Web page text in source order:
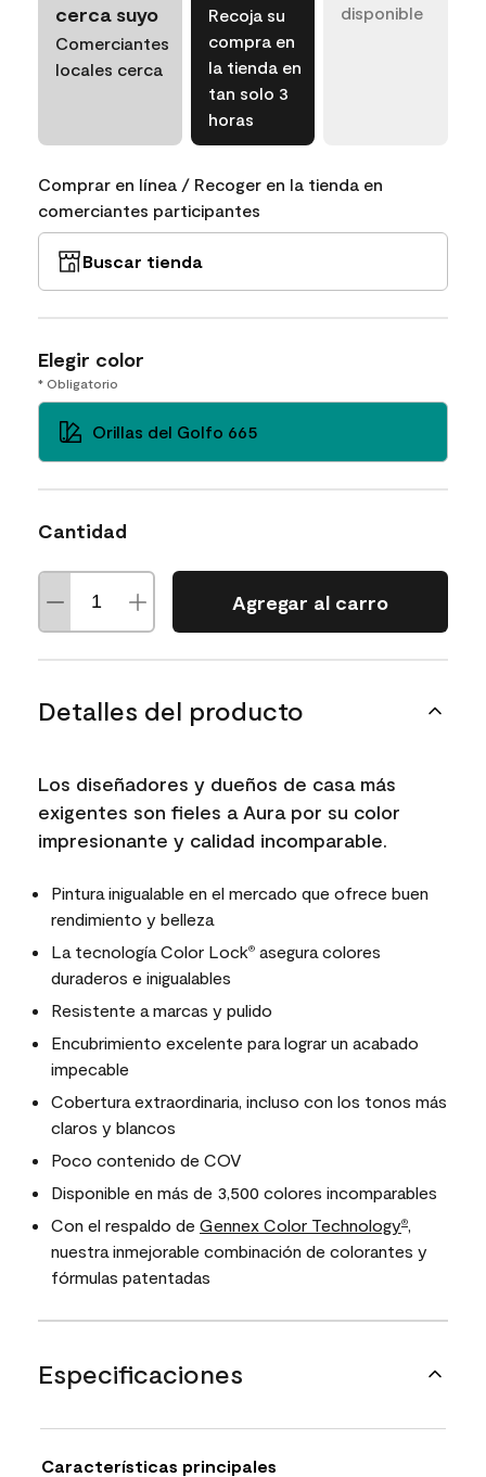
cerca suyo
Comerciantes
locales cerca
Recoja su
compra en
la tienda en
tan solo 3
horas
disponible
Comprar en línea / Recoger en la tienda en
comerciantes participantes
Buscar tienda
Elegir color
* Obligatorio
Orillas del Golfo 665
Cantidad
Agregar al carro
Detalles del producto
Los diseñadores y dueños de casa más
exigentes son fieles a Aura por su color
impresionante y calidad incomparable.
Pintura inigualable en el mercado que ofrece buen
rendimiento y belleza
La tecnología Color Lock® asegura colores
duraderos e inigualables
Resistente a marcas y pulido
Encubrimiento excelente para lograr un acabado
impecable
Cobertura extraordinaria, incluso con los tonos más
claros y blancos
Poco contenido de COV
Disponible en más de 3,500 colores incomparables
Con el respaldo de Gennex Color Technology®,
nuestra inmejorable combinación de colorantes y
fórmulas patentadas
Especificaciones
Características principales